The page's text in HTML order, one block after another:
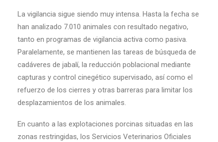
La vigilancia sigue siendo muy intensa. Hasta la fecha se
han analizado 7.010 animales con resultado negativo,
tanto en programas de vigilancia activa como pasiva.
Paralelamente, se mantienen las tareas de búsqueda de
cadáveres de jabalí, la reducción poblacional mediante
capturas y control cinegético supervisado, así como el
refuerzo de los cierres y otras barreras para limitar los
desplazamientos de los animales.
En cuanto a las explotaciones porcinas situadas en las
zonas restringidas, los Servicios Veterinarios Oficiales